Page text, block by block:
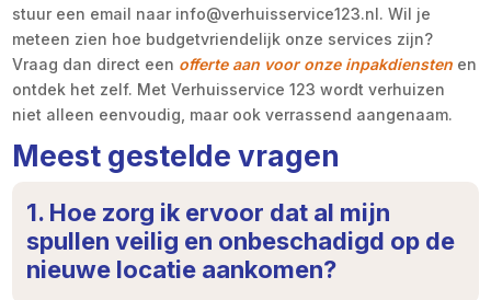
stuur een email naar info@verhuisservice123.nl. Wil je
meteen zien hoe budgetvriendelijk onze services zijn?
Vraag dan direct een offerte aan voor onze inpakdiensten en
ontdek het zelf. Met Verhuisservice 123 wordt verhuizen
niet alleen eenvoudig, maar ook verrassend aangenaam.
Meest gestelde vragen
1. Hoe zorg ik ervoor dat al mijn
spullen veilig en onbeschadigd op de
nieuwe locatie aankomen?